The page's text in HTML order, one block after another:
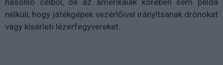
hasonló célból, de az amerikaiak körében sem példa
nélküli, hogy játékgépek vezérlőivel irányítsanak drónokat
vagy kísérleti lézerfegyvereket.